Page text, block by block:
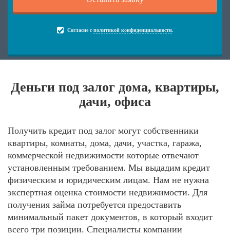
Согласие с политикой конфиденциальности.
Деньги под залог дома, квартиры,
дачи, офиса
Получить кредит под залог могут собственники
квартиры, комнаты, дома, дачи, участка, гаража,
коммерческой недвижимости которые отвечают
установленным требованием. Мы выдадим кредит
физическим и юридическим лицам. Нам не нужна
экспертная оценка стоимости недвижимости. Для
получения займа потребуется предоставить
минимальный пакет документов, в который входит
всего три позиции. Специалисты компании